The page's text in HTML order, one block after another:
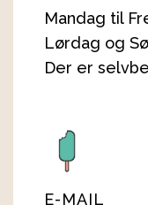
Mandag til
Lørdag og
Der er
E-MAIL